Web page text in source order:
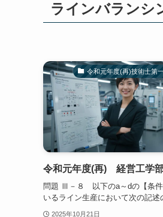
ラインバランシ
令和元年度(再)技術士第
令和元年度(再) 経営工
問題 Ⅲ－８ 以下のa～dの【条件
いるライン生産において次の記述
2025年10月21日